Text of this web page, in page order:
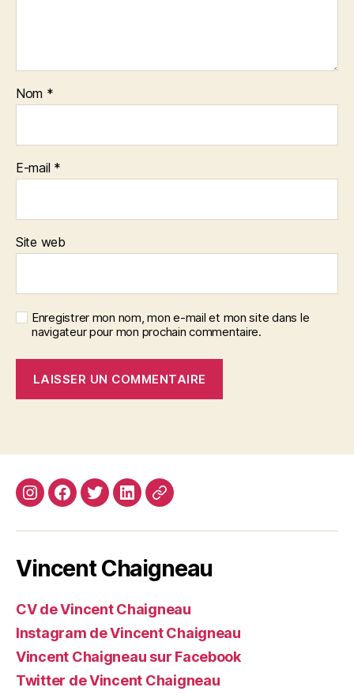
Nom *
E-mail *
Site web
Enregistrer mon nom, mon e-mail et mon site dans le
navigateur pour mon prochain commentaire.
InstagramFacebook
TwitterLinkedin
Site
Vincent Chaigneau
CV de Vincent Chaigneau
Instagram de Vincent Chaigneau
Vincent Chaigneau sur Facebook
Twitter de Vincent Chaigneau